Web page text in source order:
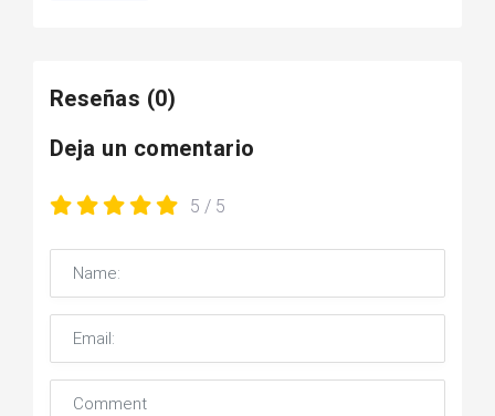
Reseñas (0)
Deja un comentario
5 / 5